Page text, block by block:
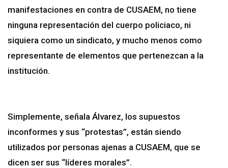
manifestaciones en contra de CUSAEM, no tiene
ninguna representación del cuerpo policiaco, ni
siquiera como un sindicato, y mucho menos como
representante de elementos que pertenezcan a la
institución.
Simplemente, señala Álvarez, los supuestos
inconformes y sus “protestas”, están siendo
utilizados por personas ajenas a CUSAEM, que se
dicen ser sus “líderes morales”.